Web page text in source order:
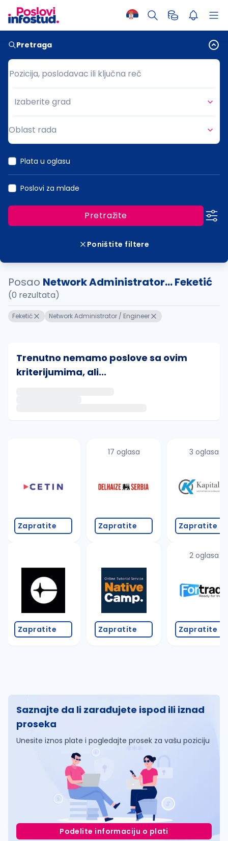
Pretraga
Pozicija, poslodavac ili ključna reč
Pozicija, poslodavac ili ključna reč
Grad
Izaberite grad
Oblast rada
Plata u oglasu
Poslovi za mlade
Pretražite
Poništite filtere
Posao Network Administrator... Feketić
(0 rezultata)
Feketić Network Administrator / Engineer
Trenutno nemamo poslove sa ovim
kriterijumima, ali...
proverite pravopisne greške (koristite č, ć, š, đ,
promenite odabrane filtere pretrage
Zapratite
Zapratite
17 oglasa
Zapratite
Zapratite
3 oglasa
Zapratite
2 oglasa
Zapratite
Saznajte da li zarađujete ispod ili iznad
proseka
Unesite iznos plate i pogledajte prosek za vašu poziciju
Podelite informaciju o plati